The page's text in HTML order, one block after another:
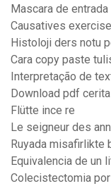
Mascara de entrada
Causatives
Histoloji ders notu
Cara copy paste
Interpretação de
Download pdf
Flütte ince re
Le seigneur des
Ruyada misafirlikte
Equivalencia de un
Colecistectomia